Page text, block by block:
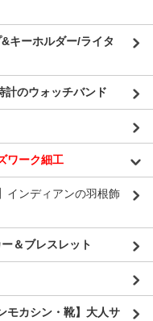
キーホルダー/ライタ
計のウォッチバンド
ーク細工
インディアンの羽根飾
＆ブレスレット
モカシン・靴】大人サ